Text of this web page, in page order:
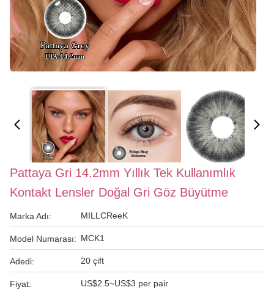
Pattaya Gri 14.2mm Yıllık Tek Kullanımlık
Kontakt Lensler Doğal Gri Göz Büyütme
Marka Adı: MILLCReeK
Model Numarası: MCK1
Adedi: 20 çift
Fiyat: US$2.5~US$3 per pair